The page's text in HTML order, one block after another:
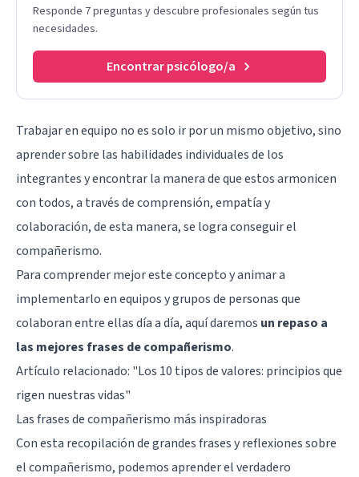
Responde 7 preguntas y descubre profesionales según tus
necesidades.
Encontrar psicólogo/a
Trabajar en equipo no es solo ir por un mismo objetivo, sino
aprender sobre las habilidades individuales de los
integrantes y encontrar la manera de que estos armonicen
con todos, a través de comprensión, empatía y
colaboración, de esta manera, se logra conseguir el
compañerismo.
Para comprender mejor este concepto y animar a
implementarlo en equipos y grupos de personas que
colaboran entre ellas día a día, aquí daremos un repaso a
las mejores frases de compañerismo.
Artículo relacionado: "Los 10 tipos de valores: principios que
rigen nuestras vidas"
Las frases de compañerismo más inspiradoras
Con esta recopilación de grandes frases y reflexiones sobre
el compañerismo, podemos aprender el verdadero